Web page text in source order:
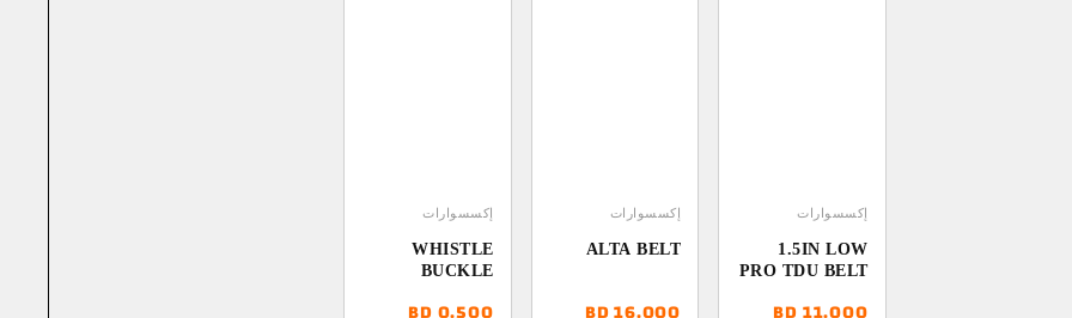
إكسسوارات
1.5IN LOW
PRO TDU BELT
إكسسوارات
ALTA BELT
إكسسوارات
WHISTLE
BUCKLE